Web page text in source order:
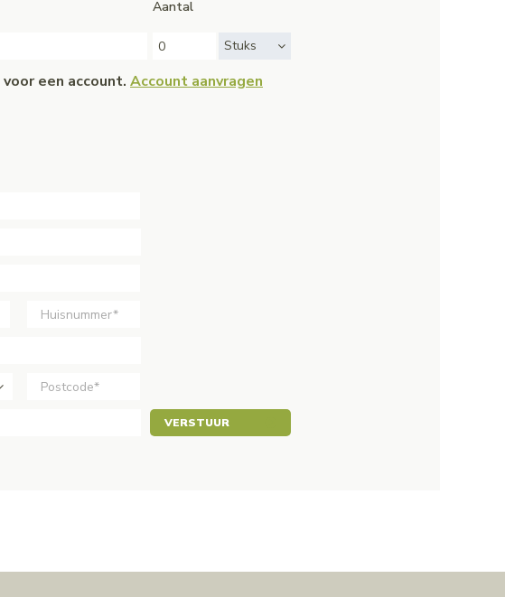
Aantal
Stuks
een account. Account aanvragen
VERSTUUR